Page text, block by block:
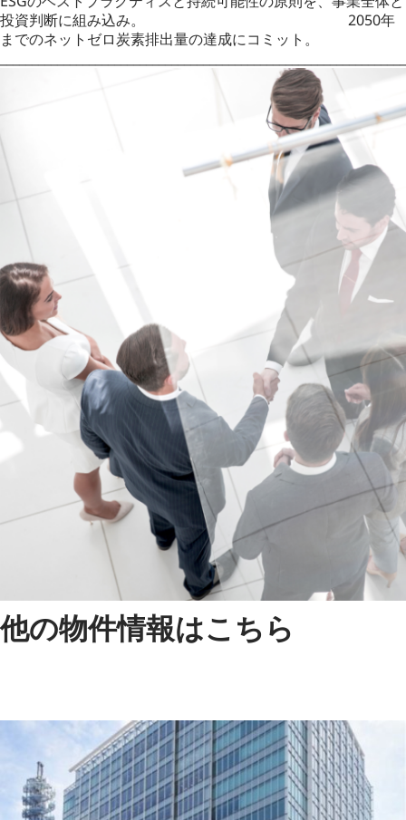
投資判断に組み込み。 2050年
までのネットゼロ炭素排出量の達成にコミット。
他の物件情報はこちら